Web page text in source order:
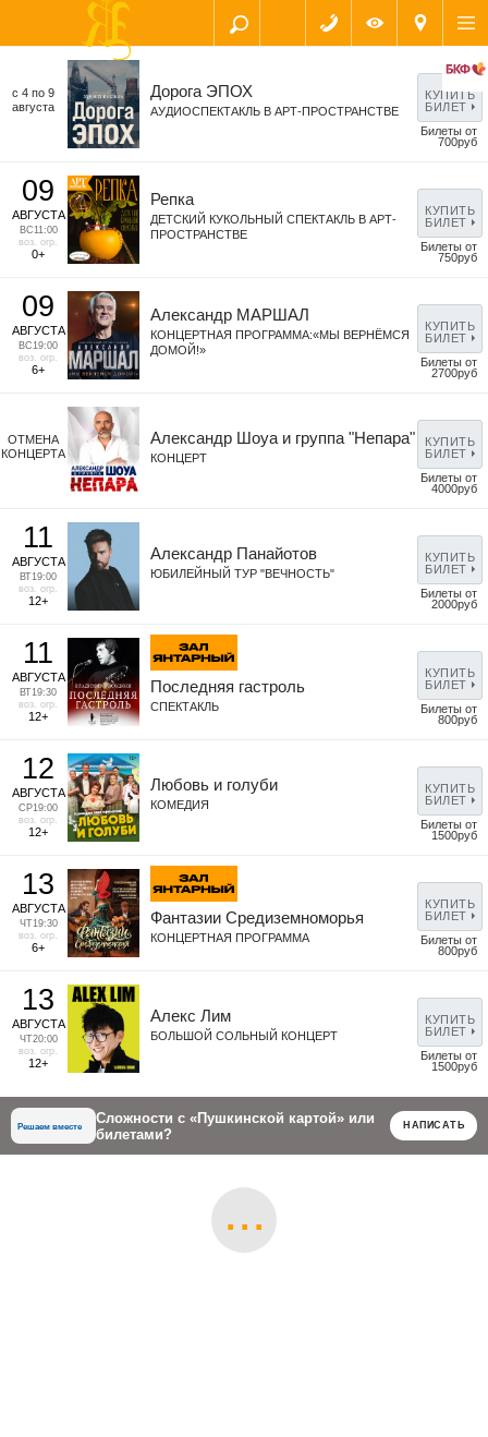
с 4 по 9
августа
Дорога ЭПОХ
КУПИТЬ
БИЛЕТ
Билеты от
700руб
АУДИОСПЕКТАКЛЬ В АРТ-ПРОСТРАНСТВЕ
09
АВГУСТА
ВС11:00
воз. огр.
0+
Репка
КУПИТЬ
БИЛЕТ
Билеты от
750руб
ДЕТСКИЙ КУКОЛЬНЫЙ СПЕКТАКЛЬ В АРТ-
ПРОСТРАНСТВЕ
09
АВГУСТА
ВС19:00
воз. огр.
6+
Александр МАРШАЛ
КУПИТЬ
БИЛЕТ
Билеты от
2700руб
КОНЦЕРТНАЯ ПРОГРАММА:«МЫ ВЕРНЁМСЯ
ДОМОЙ!»
ОТМЕНА
КОНЦЕРТА
Александр Шоуа и группа "Непара"
КУПИТЬ
БИЛЕТ
Билеты от
4000руб
КОНЦЕРТ
11
АВГУСТА
ВТ19:00
воз. огр.
12+
Александр Панайотов
КУПИТЬ
БИЛЕТ
Билеты от
2000руб
ЮБИЛЕЙНЫЙ ТУР "ВЕЧНОСТЬ"
11
АВГУСТА
ВТ19:30
воз. огр.
12+
Последняя гастроль
КУПИТЬ
БИЛЕТ
Билеты от
800руб
СПЕКТАКЛЬ
12
АВГУСТА
СР19:00
воз. огр.
12+
Любовь и голуби
КУПИТЬ
БИЛЕТ
Билеты от
1500руб
КОМЕДИЯ
13
АВГУСТА
ЧТ19:30
воз. огр.
6+
Фантазии Средиземноморья
КУПИТЬ
БИЛЕТ
Билеты от
800руб
КОНЦЕРТНАЯ ПРОГРАММА
13
АВГУСТА
ЧТ20:00
воз. огр.
12+
Алекс Лим
КУПИТЬ
БИЛЕТ
Билеты от
1500руб
БОЛЬШОЙ СОЛЬНЫЙ КОНЦЕРТ
Решаем вместе
Сложности с «Пушкинской картой» или
билетами?
НАПИСАТЬ
...